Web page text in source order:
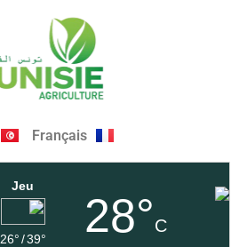
Français
28°C
Jeu
39°
/
26°